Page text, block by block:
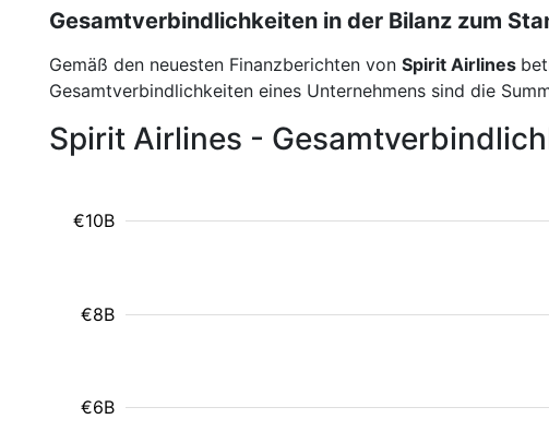
Gesamtverbindlichkeiten in der Bilanz zum
Gemäß den neuesten Finanzberichten von Spirit Airlines
Gesamtverbindlichkeiten eines Unternehmens sind die
Spirit Airlines -
€6B
€8B
€10B